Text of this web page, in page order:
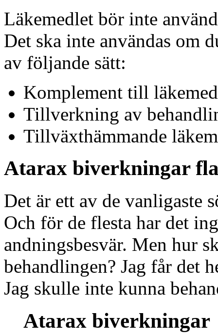
Läkemedlet bör inte
Det ska inte användas om
av följande sätt:
Komplement till
Tillverkning av
Tillväxthämmande
Atarax biverkningar
Det är ett av de vanligaste
Och för de flesta har det
andningsbesvär. Men hur
behandlingen? Jag får det
Jag skulle inte kunna
Atarax biverkningar